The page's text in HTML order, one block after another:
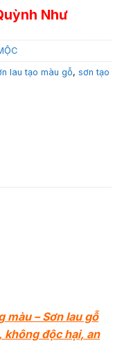
Như
lau tạo màu gỗ, sơn tạo
màu – Sơn lau gỗ
không độc hại, an